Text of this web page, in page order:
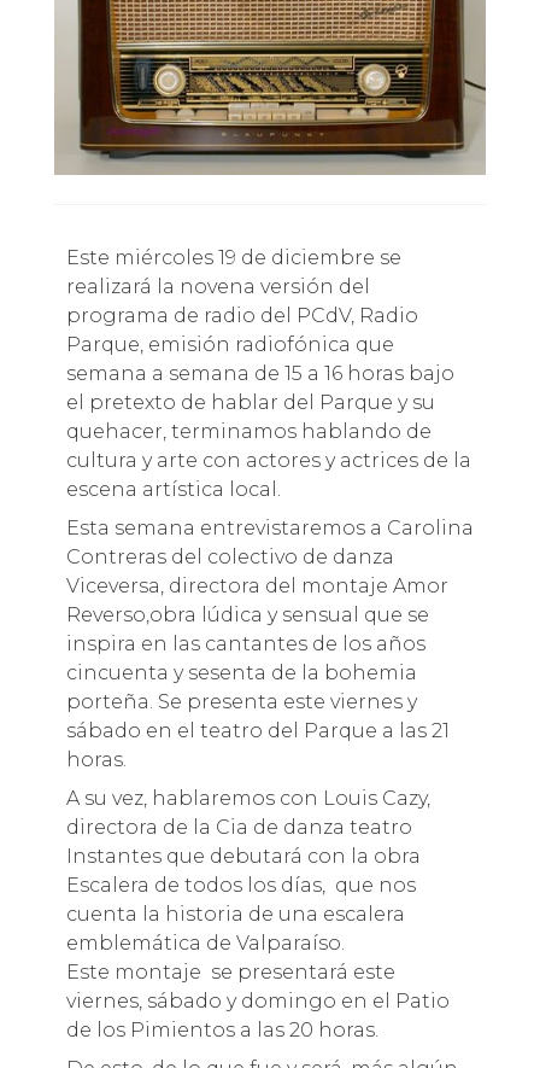
Este miércoles 19 de diciembre se
realizará la novena versión del
programa de radio del PCdV, Radio
Parque, emisión radiofónica que
semana a semana de 15 a 16 horas bajo
el pretexto de hablar del Parque y su
quehacer, terminamos hablando de
cultura y arte con actores y actrices de la
escena artística local.
Esta semana entrevistaremos a Carolina
Contreras del colectivo de danza
Viceversa, directora del montaje Amor
Reverso,obra lúdica y sensual que se
inspira en las cantantes de los años
cincuenta y sesenta de la bohemia
porteña. Se presenta este viernes y
sábado en el teatro del Parque a las 21
horas.
A su vez, hablaremos con Louis Cazy,
directora de la Cia de danza teatro
Instantes que debutará con la obra
Escalera de todos los días, que nos
cuenta la historia de una escalera
emblemática de Valparaíso.
Este montaje se presentará este
viernes, sábado y domingo en el Patio
de los Pimientos a las 20 horas.